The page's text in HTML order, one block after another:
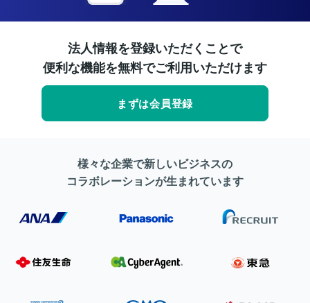
法人情報を登録いただくことで
便利な機能を無料でご利用いただけます
まずは会員登録
様々な企業で新しいビジネスの
コラボレーションが生まれています